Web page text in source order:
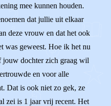
mee kunnen houden.
dat jullie uit elkaar
deze vrouw en dat het ook
was geweest. Hoe ik het nu
jouw dochter zich graag wil
en voor alle
Dat is ook niet zo gek, ze
zei is 1 jaar vrij recent. Het